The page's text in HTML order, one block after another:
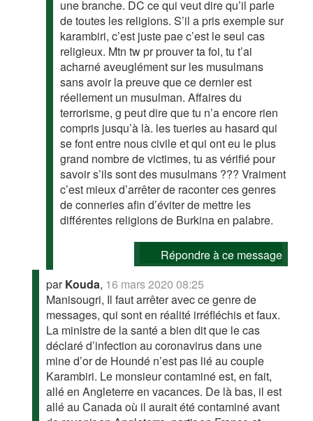
une branche. DC ce qui veut dire qu’il parle
de toutes les religions. S’il a pris exemple sur
karambiri, c’est juste pae c’est le seul cas
religieux. Mtn tw pr prouver ta foi, tu t’ai
acharné aveuglément sur les musulmans
sans avoir la preuve que ce dernier est
réellement un musulman. Affaires du
terrorisme, g peut dire que tu n’a encore rien
compris jusqu’à là. les tueries au hasard qui
se font entre nous civile et qui ont eu le plus
grand nombre de victimes, tu as vérifié pour
savoir s’ils sont des musulmans ??? Vraiment
c’est mieux d’arrêter de raconter ces genres
de conneries afin d’éviter de mettre les
différentes religions de Burkina en palabre.
Répondre à ce message
parKouda, 16 mars 2020 08:25
Manisougri, Il faut arrêter avec ce genre de
messages, qui sont en réalité irréfléchis et faux.
La ministre de la santé a bien dit que le cas
déclaré d’infection au coronavirus dans une
mine d’or de Houndé n’est pas lié au couple
Karambiri. Le monsieur contaminé est, en fait,
allé en Angleterre en vacances. De là bas, il est
allé au Canada où il aurait été contaminé avant